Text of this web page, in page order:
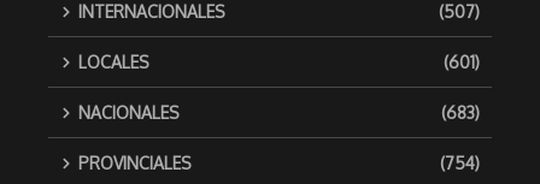
INTERNACIONALES (507)
LOCALES (601)
NACIONALES (683)
PROVINCIALES (754)